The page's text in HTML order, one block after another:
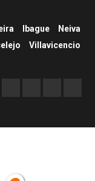
Ibague
Neiva
Villavicencio